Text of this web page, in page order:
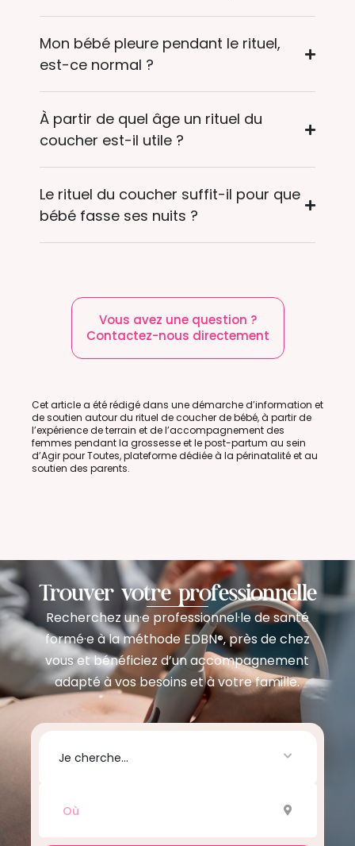
Mon bébé pleure pendant le rituel,
est-ce normal ?
À partir de quel âge un rituel du
coucher est-il utile ?
Le rituel du coucher suffit-il pour que
bébé fasse ses nuits ?
Vous avez une question ?
Contactez-nous directement
Cet article a été rédigé dans une démarche d’information et
de soutien autour du rituel de coucher de bébé, à partir de
l’expérience de terrain et de l’accompagnement des
femmes pendant la grossesse et le post-partum au sein
d’Agir pour Toutes, plateforme dédiée à la périnatalité et au
soutien des parents.
Trouver votre professionnelle
Recherchez un·e professionnel·le de santé
formé·e à la méthode EDBN®,près de chez
vous et bénéficiez d’un accompagnement
adapté à vos besoins et à votre famille.
Je cherche...